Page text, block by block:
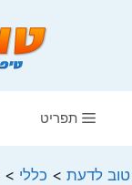
תפריט
טוב לדעת > כללי >